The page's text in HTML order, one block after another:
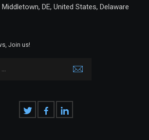
DE, United States, Delaware
Join us!